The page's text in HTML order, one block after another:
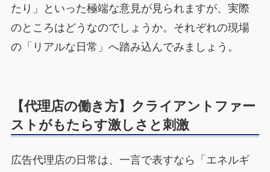
たり」といった極端な意見が見られますが、実際
のところはどうなのでしょうか。それぞれの現場
の「リアルな日常」へ踏み込んでみましょう。
【代理店の働き方】クライアントファー
ストがもたらす激しさと刺激
広告代理店の日常は、一言で表すなら「エネルギ